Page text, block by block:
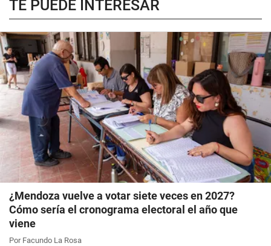
TE PUEDE INTERESAR
¿Mendoza vuelve a votar siete veces en 2027?
Cómo sería el cronograma electoral el año que
viene
Por Facundo La Rosa